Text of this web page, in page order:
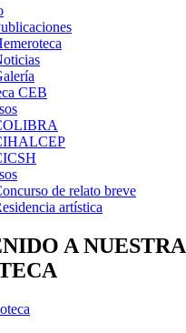
CEB
de relato breve
artística
A NUESTRA